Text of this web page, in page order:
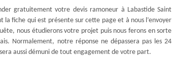
gratuitement votre devis ramoneur à Labastide Saint
fiche qui est présente sur cette page et à nous l’envoyer
nous étudierons votre projet puis nous ferons en sorte
Normalement, notre réponse ne dépassera pas les 24
aussi démuni de tout engagement de votre part.